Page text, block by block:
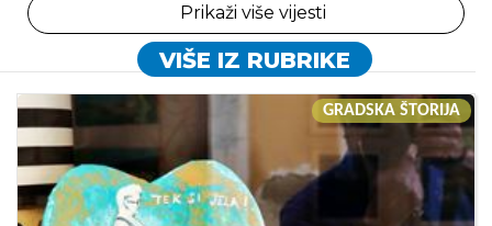
Prikaži više vijesti
VIŠE IZ RUBRIKE
GRADSKA ŠTORIJA